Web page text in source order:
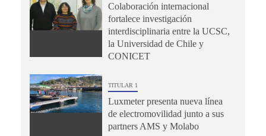
Colaboración internacional
fortalece investigación
interdisciplinaria entre la UCSC,
la Universidad de Chile y
CONICET
TITULAR 1
Luxmeter presenta nueva línea
de electromovilidad junto a sus
partners AMS y Molabo